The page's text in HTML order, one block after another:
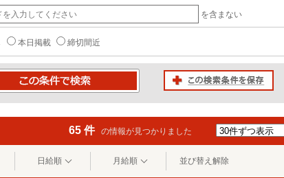
を含まない
本日掲載 締切間近
65 件 の情報が見つかりました
日給順 月給順 並び替え解除